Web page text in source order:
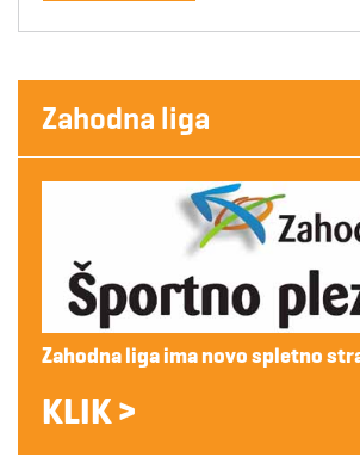
Zahodna liga
Zahodna liga ima novo spletno
KLIK >